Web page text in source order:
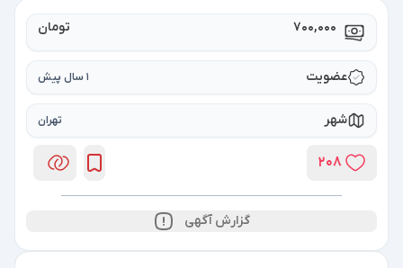
700,000 تومان
عضویت 1 سال پیش
شهر تهران
گزارش آگهی